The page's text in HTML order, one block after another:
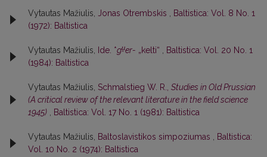
Vytautas Mažiulis, Jonas Otrembskis
Baltistica: Vol. 8 No. 1
(1972): Baltistica
Vytautas Mažiulis, Ide. *gu̯er- „kelti“
Baltistica: Vol. 20 No. 1
(1984): Baltistica
Vytautas Mažiulis, Schmalstieg W. R., Studies in Old Prussian
(A critical review of the relevant literature in the field science
1945)
Baltistica: Vol. 17 No. 1 (1981): Baltistica
Vytautas Mažiulis, Baltoslavistikos simpoziumas
Baltistica:
Vol. 10 No. 2 (1974): Baltistica